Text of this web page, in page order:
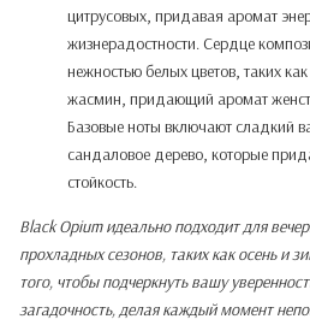
цитрусовых, придавая аромат
жизнерадостности. Сердце
нежностью белых цветов, таких
жасмин, придающий аромат
Базовые ноты включают сладкий
сандаловое дерево, которые
стойкость.
Black Opium идеально подходит для
прохладных сезонов, таких как осень и
того, чтобы подчеркнуть вашу
загадочность, делая каждый момент